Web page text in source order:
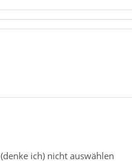
ich) nicht auswählen